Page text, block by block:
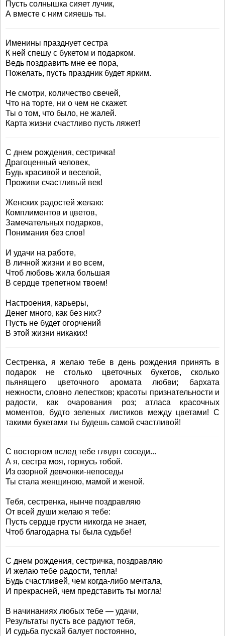
Пусть солнышка сияет лучик,
А вместе с ним сияешь ты.
Именины празднует сестра
К ней спешу с букетом и подарком.
Ведь поздравить мне ее пора,
Пожелать, пусть праздник будет ярким.
Не смотри, количество свечей,
Что на торте, ни о чем не скажет.
Ты о том, что было, не жалей.
Карта жизни счастливо пусть ляжет!
С днем рождения, сестричка!
Драгоценный человек,
Будь красивой и веселой,
Проживи счастливый век!
Женских радостей желаю:
Комплиментов и цветов,
Замечательных подарков,
Понимания без слов!
И удачи на работе,
В личной жизни и во всем,
Чтоб любовь жила большая
В сердце трепетном твоем!
Настроения, карьеры,
Денег много, как без них?
Пусть не будет огорчений
В этой жизни никаких!
Сестренка, я желаю тебе в день рождения принять в
подарок не столько цветочных букетов, сколько
пьянящего цветочного аромата любви; бархата
нежности, словно лепестков; красоты признательности и
радости, как очарования роз; атласа красочных
моментов, будто зеленых листиков между цветами! С
такими букетами ты будешь самой счастливой!
С восторгом вслед тебе глядят соседи...
А я, сестра моя, горжусь тобой.
Из озорной девчонки-непоседы
Ты стала женщиною, мамой и женой.
Тебя, сестренка, нынче поздравляю
От всей души желаю я тебе:
Пусть сердце грусти никогда не знает,
Чтоб благодарна ты была судьбе!
С днем рождения, сестричка, поздравляю
И желаю тебе радости, тепла!
Будь счастливей, чем когда-либо мечтала,
И прекрасней, чем представить ты могла!
В начинаниях любых тебе — удачи,
Результаты пусть все радуют тебя,
И судьба пускай балует постоянно,